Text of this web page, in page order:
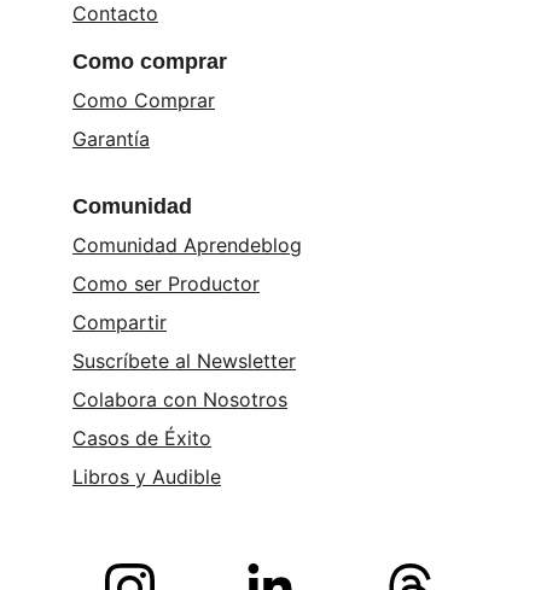
Contacto
Como comprar
Como Comprar
Garantía
Comunidad
Comunidad Aprendeblog
Como ser Productor
Compartir
Suscríbete al Newsletter
Colabora con Nosotros
Casos de Éxito
Libros y Audible